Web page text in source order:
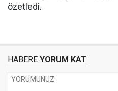
özetledi.
HABERE YORUM KAT